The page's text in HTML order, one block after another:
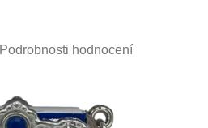
Podrobnosti hodnocení